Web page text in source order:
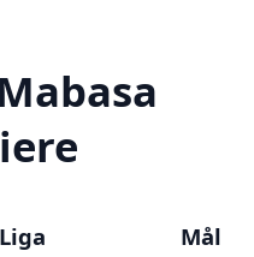
Liga Mål